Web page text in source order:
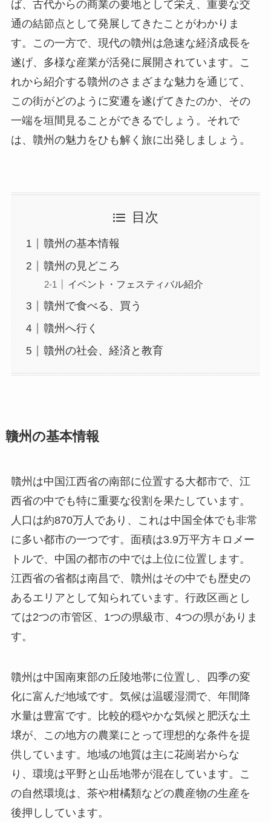
ば、古代からの商業の要地として栄え、重要な交
通の結節点として発展してきたことがわかりま
す。この一方で、現代の贛州は急速な経済成長を
遂げ、多様な産業が活発に展開されています。こ
れから紹介する贛州のさまざまな魅力を通じて、
この街がどのように変遷を遂げてきたのか、その
一端を垣間見ることができるでしょう。それで
は、贛州の魅力をひも解く旅に出発しましょう。
目次
贛州の基本情報
贛州の見どころ
イベント・フェスティバル紹介
贛州で食べる、買う
贛州へ行く
贛州の社会、経済と教育
贛州の基本情報
贛州は中国江西省の南部に位置する大都市で、江
西省の中でも特に重要な役割を果たしています。
人口は約870万人であり、これは中国全体でも非常
に多い都市の一つです。面積は3.9万平方キロメー
トルで、中国の都市の中では上位に位置します。
江西省の省都は南昌で、贛州はその中でも歴史の
あるエリアとして知られています。行政区画とし
ては2つの市管区、1つの県級市、4つの県がありま
す。
贛州は中国南東部の丘陵地帯に位置し、四季の変
化に富んだ地域です。気候は温暖湿潤で、年間降
水量は豊富です。比較的穏やかな気候と肥沃な土
壌が、この地方の農業にとって理想的な条件を提
供しています。地域の地質は主に花崗岩からな
り、環境は平野と山岳地帯が混在しています。こ
の自然環境は、茶や柑橘類などの農産物の生産を
後押ししています。